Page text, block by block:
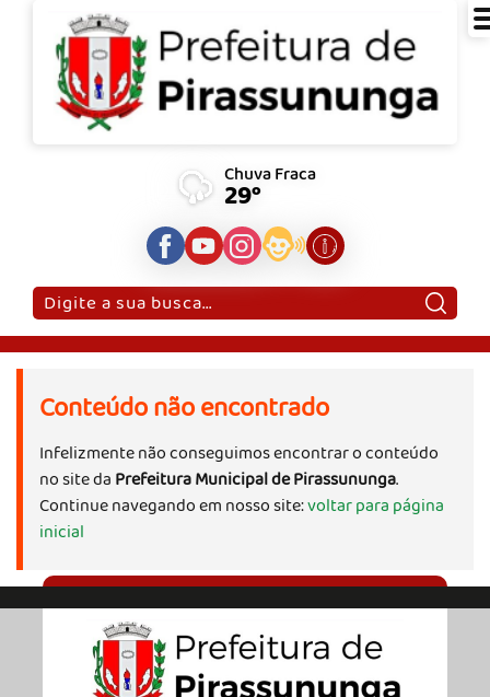
Chuva Fraca
29°
Pesquisar:
Conteúdo não encontrado
Infelizmente não conseguimos encontrar o conteúdo
no site da Prefeitura Municipal de Pirassununga.
Continue navegando em nosso site:voltar para página
inicial